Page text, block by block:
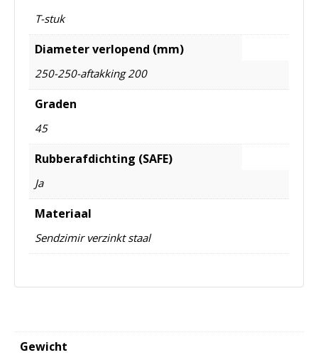
T-stuk
Diameter verlopend (mm)
250-250-aftakking 200
Graden
45
Rubberafdichting (SAFE)
Ja
Materiaal
Sendzimir verzinkt staal
Gewicht